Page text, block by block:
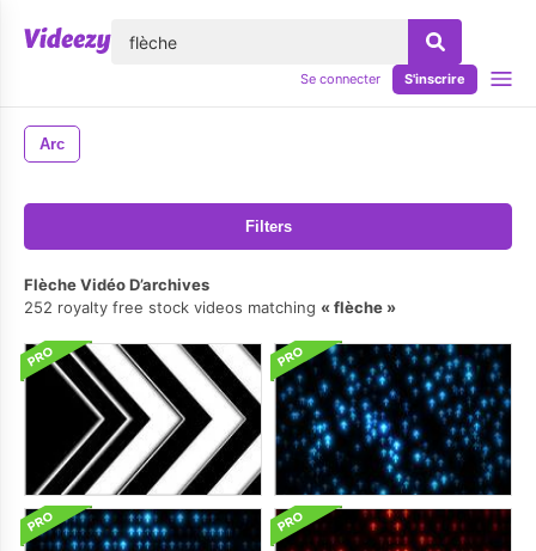
Se connecter S'inscrire
Arc
Filters
Flèche Vidéo D’archives
252 royalty free stock videos matching
flèche